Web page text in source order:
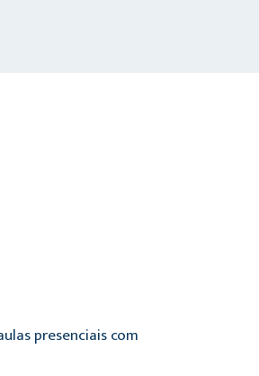
presenciais com